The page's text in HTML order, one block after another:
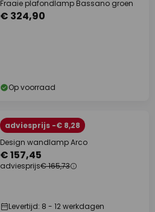
Fraaie plafondlamp Bassano groen
€ 324,90
Op voorraad
adviesprijs -€ 8,28
Design wandlamp Arco
€ 157,45
adviesprijs€ 165,73
Levertijd: 8 - 12 werkdagen